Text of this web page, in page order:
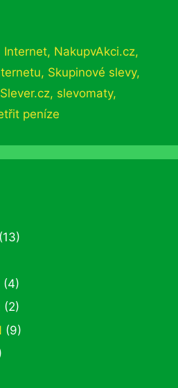
Internet, NakupvAkci.cz,
, Skupinové slevy,
Slever.cz, slevomaty,
peníze
(13)
(4)
(2)
(9)